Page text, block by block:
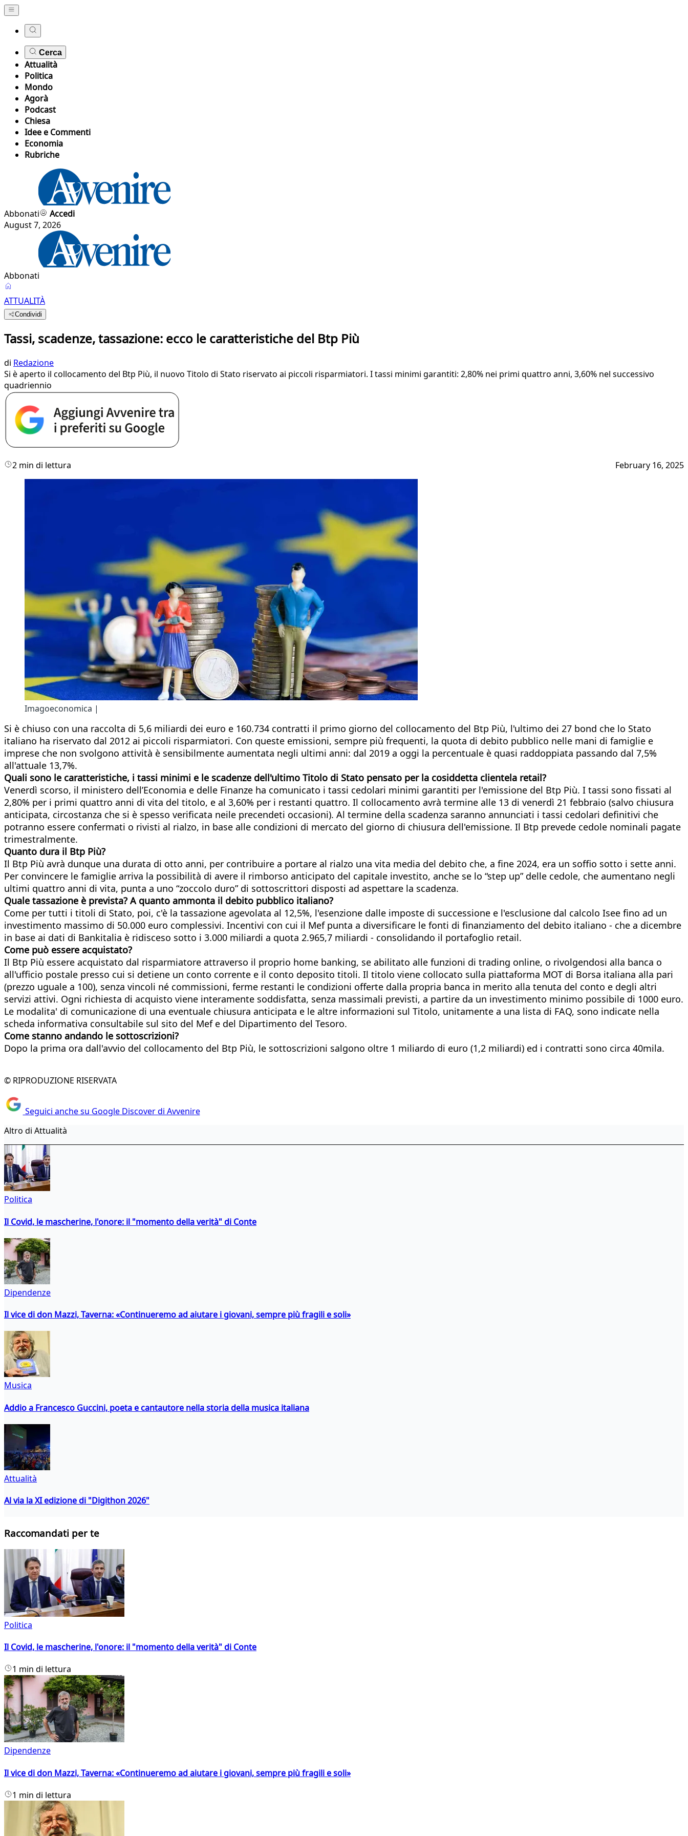
Cerca
Attualità
Politica
Mondo
Agorà
Podcast
Chiesa
Idee e Commenti
Economia
Rubriche
Abbonati
Accedi
August 7, 2026
Abbonati
ATTUALITÀ
Condividi
Tassi, scadenze, tassazione: ecco le caratteristiche del Btp Più
di Redazione
Si è aperto il collocamento del Btp Più, il nuovo Titolo di Stato riservato ai piccoli risparmiatori. I tassi minimi garantiti: 2,80% nei primi quattro anni, 3,60% nel successivo
quadriennio
2 min di lettura February 16, 2025
Imagoeconomica |
Si è chiuso con una raccolta di 5,6 miliardi dei euro e 160.734 contratti il primo giorno del collocamento del Btp Più, l'ultimo dei 27 bond che lo Stato
italiano ha riservato dal 2012 ai piccoli risparmiatori. Con queste emissioni, sempre più frequenti, la quota di debito pubblico nelle mani di famiglie e
imprese che non svolgono attività è sensibilmente aumentata negli ultimi anni: dal 2019 a oggi la percentuale è quasi raddoppiata passando dal 7,5%
all'attuale 13,7%.
Quali sono le caratteristiche, i tassi minimi e le scadenze dell'ultimo Titolo di Stato pensato per la cosiddetta clientela retail?
Venerdì scorso, il ministero dell’Economia e delle Finanze ha comunicato i tassi cedolari minimi garantiti per l'emissione del Btp Più. I tassi sono fissati al
2,80% per i primi quattro anni di vita del titolo, e al 3,60% per i restanti quattro. Il collocamento avrà termine alle 13 di venerdì 21 febbraio (salvo chiusura
anticipata, circostanza che si è spesso verificata neile precendeti occasioni). Al termine della scadenza saranno annunciati i tassi cedolari definitivi che
potranno essere confermati o rivisti al rialzo, in base alle condizioni di mercato del giorno di chiusura dell'emissione. Il Btp prevede cedole nominali pagate
trimestralmente.
Quanto dura il Btp Più?
Il Btp Più avrà dunque una durata di otto anni, per contribuire a portare al rialzo una vita media del debito che, a fine 2024, era un soffio sotto i sette anni.
Per convincere le famiglie arriva la possibilità di avere il rimborso anticipato del capitale investito, anche se lo “step up” delle cedole, che aumentano negli
ultimi quattro anni di vita, punta a uno “zoccolo duro” di sottoscrittori disposti ad aspettare la scadenza.
Quale tassazione è prevista? A quanto ammonta il debito pubblico italiano?
Come per tutti i titoli di Stato, poi, c'è la tassazione agevolata al 12,5%, l'esenzione dalle imposte di successione e l'esclusione dal calcolo Isee fino ad un
investimento massimo di 50.000 euro complessivi. Incentivi con cui il Mef punta a diversificare le fonti di finanziamento del debito italiano - che a dicembre
in base ai dati di Bankitalia è ridisceso sotto i 3.000 miliardi a quota 2.965,7 miliardi - consolidando il portafoglio retail.
Come può essere acquistato?
Il Btp Più essere acquistato dal risparmiatore attraverso il proprio home banking, se abilitato alle funzioni di trading online, o rivolgendosi alla banca o
all'ufficio postale presso cui si detiene un conto corrente e il conto deposito titoli. Il titolo viene collocato sulla piattaforma MOT di Borsa italiana alla pari
(prezzo uguale a 100), senza vincoli né commissioni, ferme restanti le condizioni offerte dalla propria banca in merito alla tenuta del conto e degli altri
servizi attivi. Ogni richiesta di acquisto viene interamente soddisfatta, senza massimali previsti, a partire da un investimento minimo possibile di 1000 euro.
Le modalita' di comunicazione di una eventuale chiusura anticipata e le altre informazioni sul Titolo, unitamente a una lista di FAQ, sono indicate nella
scheda informativa consultabile sul sito del Mef e del Dipartimento del Tesoro.
Come stanno andando le sottoscrizioni?
Dopo la prima ora dall'avvio del collocamento del Btp Più, le sottoscrizioni salgono oltre 1 miliardo di euro (1,2 miliardi) ed i contratti sono circa 40mila.
© RIPRODUZIONE RISERVATA
Seguici anche su Google Discover di Avvenire
Altro di Attualità
Politica
Il Covid, le mascherine, l'onore: il "momento della verità" di Conte
Dipendenze
Il vice di don Mazzi, Taverna: «Continueremo ad aiutare i giovani, sempre più fragili e soli»
Musica
Addio a Francesco Guccini, poeta e cantautore nella storia della musica italiana
Attualità
Al via la XI edizione di "Digithon 2026"
Raccomandati per te
Politica
Il Covid, le mascherine, l'onore: il "momento della verità" di Conte
1 min di lettura
Dipendenze
Il vice di don Mazzi, Taverna: «Continueremo ad aiutare i giovani, sempre più fragili e soli»
1 min di lettura